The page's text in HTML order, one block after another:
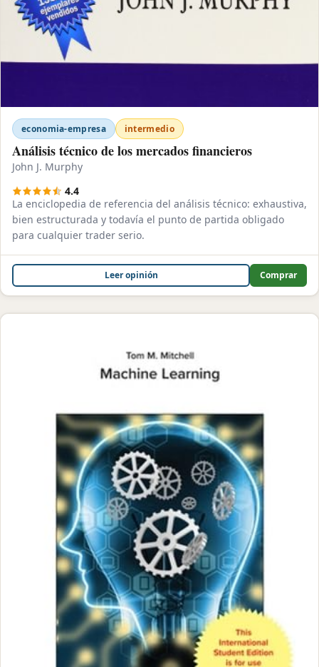
economia-empresa intermedio
Análisis técnico de los mercados financieros
John J. Murphy
4.4
La enciclopedia de referencia del análisis técnico: exhaustiva,
bien estructurada y todavía el punto de partida obligado
para cualquier trader serio.
Leer opinión Comprar